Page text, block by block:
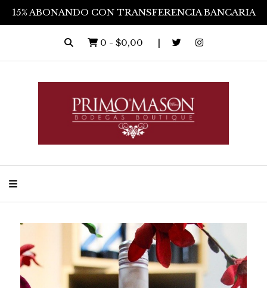
15% ABONANDO CON TRANSFERENCIA BANCARIA
0 - $0,00